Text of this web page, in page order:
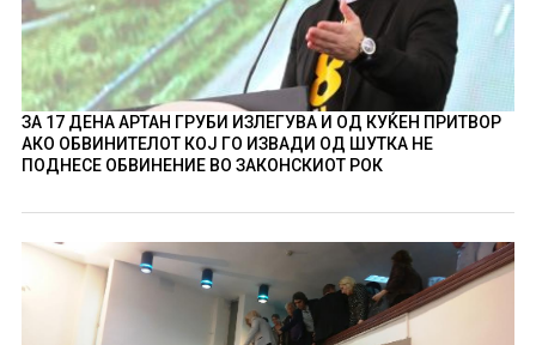
ЗА 17 ДЕНА АРТАН ГРУБИ ИЗЛЕГУВА И ОД КУЌЕН ПРИТВОР
АКО ОБВИНИТЕЛОТ КОЈ ГО ИЗВАДИ ОД ШУТКА НЕ
ПОДНЕСЕ ОБВИНЕНИЕ ВО ЗАКОНСКИОТ РОК